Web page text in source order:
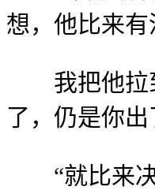
想，他比来有
我把他拉到
了，仍是你出
“就比来决